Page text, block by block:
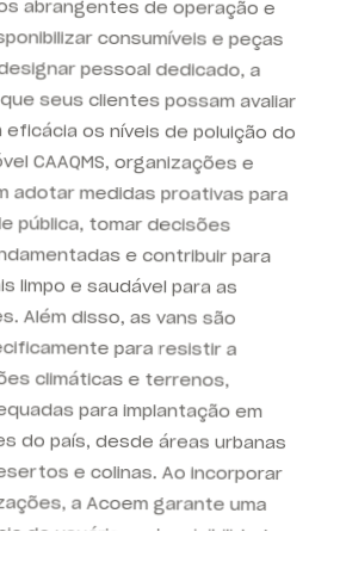
eficácia os níveis de poluição do
CAAQMS, organizações e
adotar medidas proativas para
pública, tomar decisões
e contribuir para
limpo e saudável para as
Além disso, as vans são
para resistir a
climáticas e terrenos,
para implantação em
do país, desde áreas urbanas
e colinas. Ao incorporar
a Acoem garante uma
do usuário, maior visibilidade
Van Móvel CAAQMS, facilitando
e a gestão eficazes da